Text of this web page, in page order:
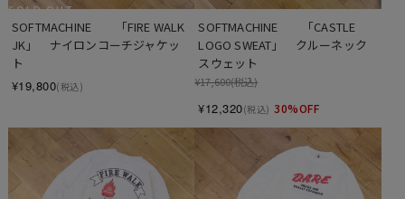
SOLD OUT
SOFTMACHINE　　「FIRE WALK
JK」　ナイロンコーチジャケッ
ト
¥19,800(税込)
SOFTMACHINE　　「CASTLE
LOGO SWEAT」　クルーネック
スウェット
¥17,600(税込)
¥12,320(税込) 30%OFF